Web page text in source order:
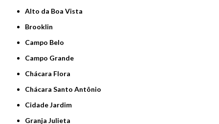
Alto da Boa Vista
Brooklin
Campo Belo
Campo Grande
Chácara Flora
Chácara Santo Antônio
Cidade Jardim
Granja Julieta